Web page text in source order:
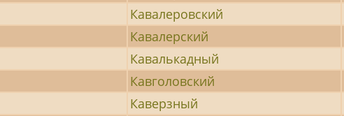
Кавалеровский
Кавалерский
Кавалькадный
Кавголовский
Каверзный